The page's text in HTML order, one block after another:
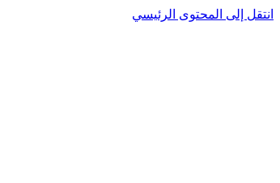
انتقل إلى المحتوى الرئيسي